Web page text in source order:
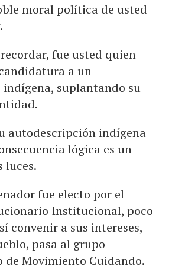
moral política de usted
fue usted quien
a un
suplantando su
autodescripción indígena
lógica es un
luces.
fue electo por el
Institucional, poco
convenir a sus intereses,
pasa al grupo
Movimiento Cuidando.